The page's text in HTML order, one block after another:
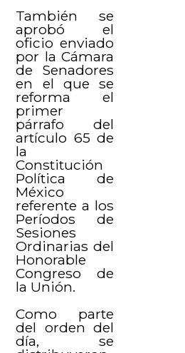
También se
aprobó el
oficio enviado
por la Cámara
de Senadores
en el que se
reforma el
primer
párrafo del
artículo 65 de
la
Constitución
Política de
México
referente a los
Períodos de
Sesiones
Ordinarias del
Honorable
Congreso de
la Unión.
Como parte
del orden del
día, se